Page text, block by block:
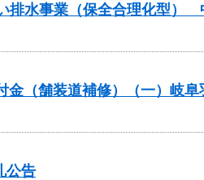
排水事業（保全合理化型
金（舗装道補修）（一）岐
公告